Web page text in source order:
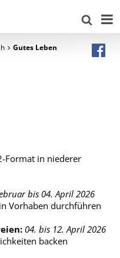
Gutes Leben
Format in niederer
bis 04. April 2026
Vorhaben durchführen
04. bis 12. April 2026
backen